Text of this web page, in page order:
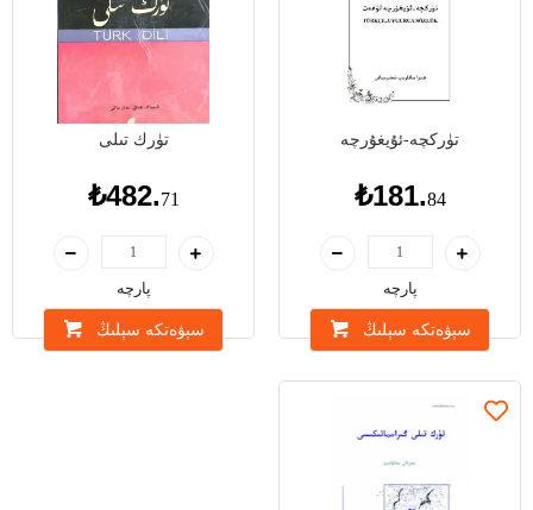
تۈركچە-ئۇيغۇرچە
₺181.84
پارچە
سېۋەتكە سېلىڭ
تۈرك تىلى
₺482.71
پارچە
سېۋەتكە سېلىڭ